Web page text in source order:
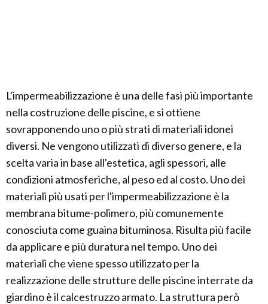
L'impermeabilizzazione è una delle fasi più importante
nella costruzione delle piscine, e si ottiene
sovrapponendo uno o più strati di materiali idonei
diversi. Ne vengono utilizzati di diverso genere, e la
scelta varia in base all'estetica, agli spessori, alle
condizioni atmosferiche, al peso ed al costo. Uno dei
materiali più usati per l'impermeabilizzazione è la
membrana bitume-polimero, più comunemente
conosciuta come guaina bituminosa. Risulta più facile
da applicare e più duratura nel tempo. Uno dei
materiali che viene spesso utilizzato per la
realizzazione delle strutture delle piscine interrate da
giardino è il calcestruzzo armato. La struttura però